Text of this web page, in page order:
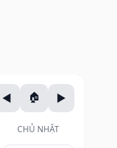
CHỦ NHẬT